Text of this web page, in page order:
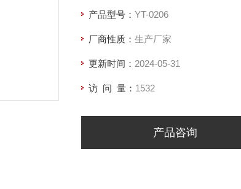
产品型号： YT-0206
厂商性质： 生产厂家
更新时间： 2024-05-31
访 问 量： 1532
产品咨询